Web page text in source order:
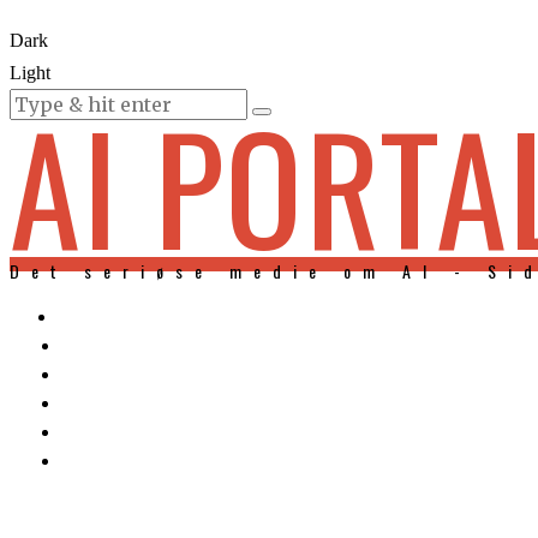
Dark
Light
KURSER
AI
Det seriøse medie om AI -